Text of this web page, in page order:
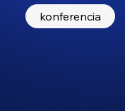
konferencia